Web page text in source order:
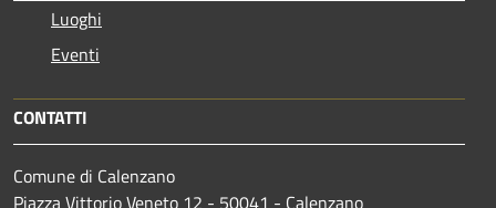
Luoghi
Eventi
CONTATTI
Comune di Calenzano
Piazza Vittorio Veneto 12 - 50041 - Calenzano